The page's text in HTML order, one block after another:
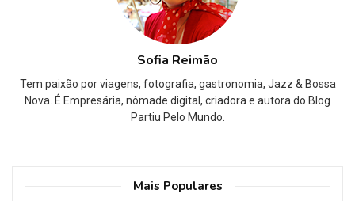
Sofia Reimão
Tem paixão por viagens, fotografia, gastronomia, Jazz & Bossa
Nova. É Empresária, nômade digital, criadora e autora do Blog
Partiu Pelo Mundo.
Mais Populares